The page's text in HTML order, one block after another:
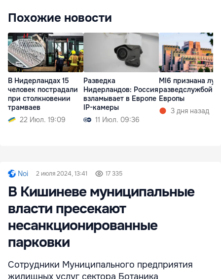
Похожие новости
В Нидерландах 15
человек пострадали
при столкновении
трамваев
22 Июл. 19:09
Разведка
Нидерландов: Россия
взламывает в Европе
IP-камеры
11 Июл. 09:36
MI6 признана
разведслужбой
Европы
3 дня назад
Noi 2 июля 2024, 13:41 17 335
В Кишиневе муниципальные
власти пресекают
несанкционированные
парковки
Сотрудники Муниципального предприятия
жилищных услуг сектора Ботаника